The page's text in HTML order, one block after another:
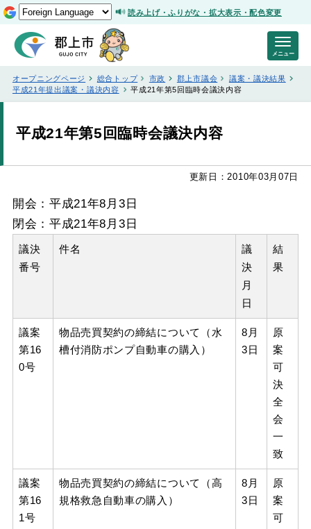
読み上げ・ふりがな・拡大表示・配色変更
オープニングページ 総合トップ 市政 郡上市議会
議案・議決結果
平成21年提出議案・議決内容
平成21年第5回臨時会議決内容
平成21年第5回臨時会議決内容
更新日：2010年03月07日
開会：平成21年8月3日
閉会：平成21年8月3日
議決
番号
件名
議
決
月
日
結
果
議案
第16
0号
物品売買契約の締結について（水
槽付消防ポンプ自動車の購入）
8月
3日
原
案
可
決
全
会
一
致
議案
第16
1号
物品売買契約の締結について（高
規格救急自動車の購入）
8月
3日
原
案
可
メニュー